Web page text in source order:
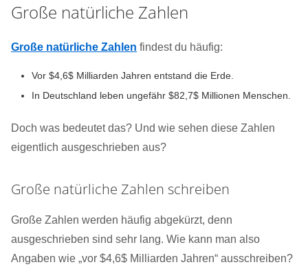
Große natürliche Zahlen
Große natürliche Zahlen findest du häufig:
Vor $4,6$ Milliarden Jahren entstand die Erde.
In Deutschland leben ungefähr $82,7$ Millionen Menschen.
Doch was bedeutet das? Und wie sehen diese Zahlen
eigentlich ausgeschrieben aus?
Große natürliche Zahlen schreiben
Große Zahlen werden häufig abgekürzt, denn
ausgeschrieben sind sehr lang. Wie kann man also
Angaben wie „vor $4,6$ Milliarden Jahren“ ausschreiben?